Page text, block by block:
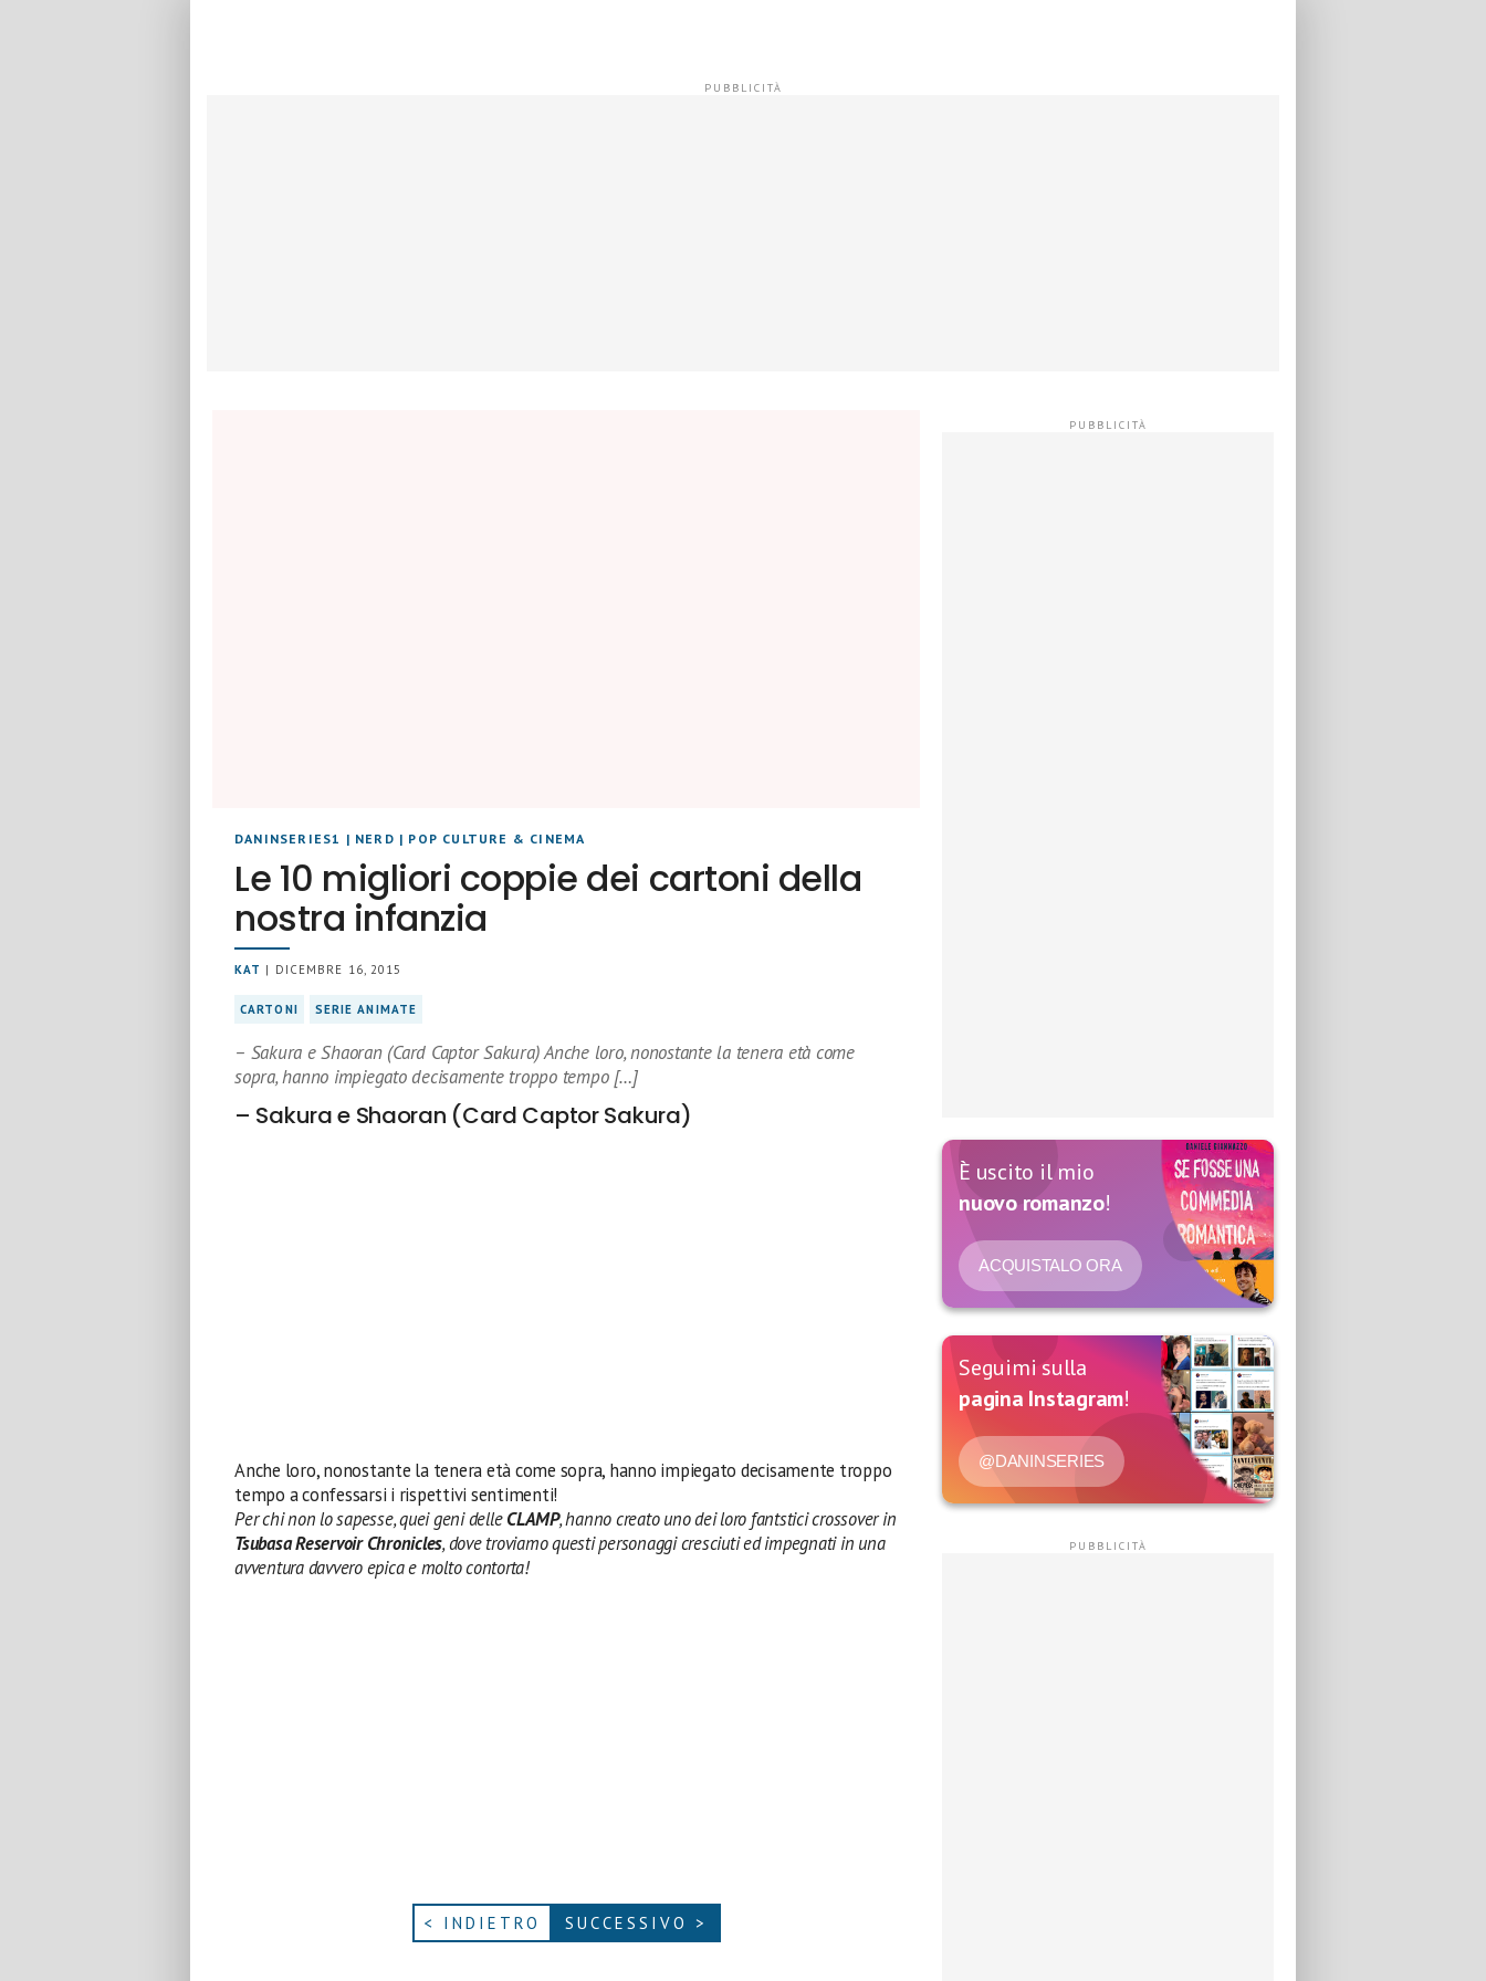
DANINSERIES1 | NERD | POP CULTURE & CINEMA
Le 10 migliori coppie dei cartoni della
nostra infanzia
KAT | DICEMBRE 16, 2015
CARTONI SERIE ANIMATE
– Sakura e Shaoran (Card Captor Sakura) Anche loro, nonostante la tenera età come
sopra, hanno impiegato decisamente troppo tempo […]
– Sakura e Shaoran (Card Captor Sakura)
Anche loro, nonostante la tenera età come sopra, hanno impiegato decisamente troppo
tempo a confessarsi i rispettivi sentimenti!
Per chi non lo sapesse, quei geni delleCLAMP, hanno creato uno dei loro fantstici crossover in
Tsubasa Reservoir Chronicles, dove troviamo questi personaggi cresciuti ed impegnati in una
avventura davvero epica e molto contorta!
< INDIETRO SUCCESSIVO >
È uscito il mio
nuovo romanzo!
ACQUISTALO ORA
Seguimi sulla
pagina Instagram!
@DANINSERIES